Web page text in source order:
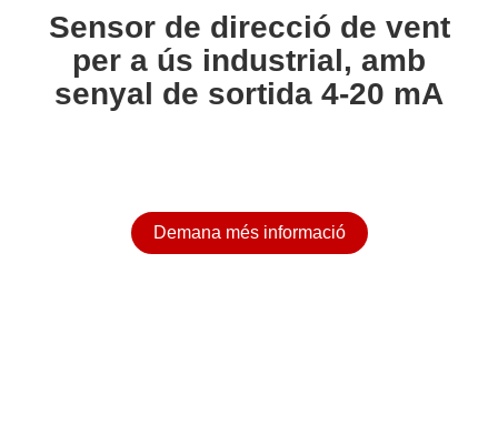
Sensor de direcció de vent
per a ús industrial, amb
senyal de sortida 4-20 mA
Demana més informació